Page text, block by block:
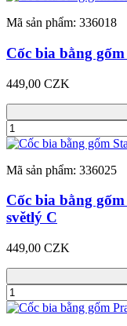
Mã sản phẩm: 336018
Cốc bia bằng
449,00 CZK
Mã sản phẩm: 336025
Cốc bia bằng
světlý C
449,00 CZK